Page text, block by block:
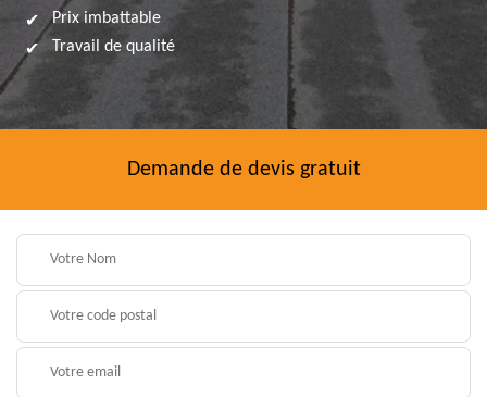
Prix imbattable
Travail de qualité
Demande de devis gratuit